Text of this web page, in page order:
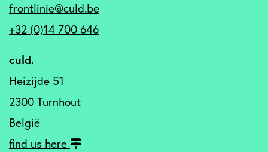
frontlinie@culd.be
+32 (0)14 700 646
culd.
Heizijde 51
2300 Turnhout
België
find us here